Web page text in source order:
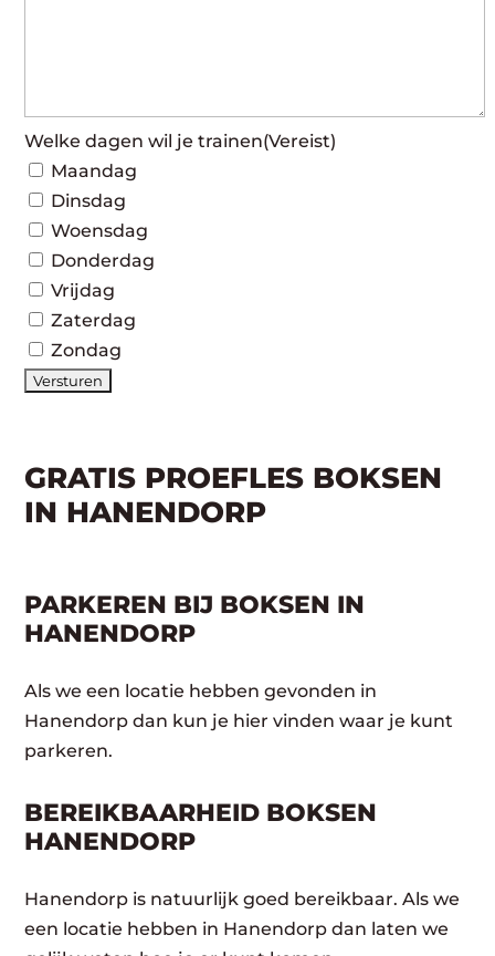
Welke dagen wil je trainen(Vereist)
Maandag
Dinsdag
Woensdag
Donderdag
Vrijdag
Zaterdag
Zondag
GRATIS PROEFLES BOKSEN
IN HANENDORP
PARKEREN BIJ BOKSEN IN
HANENDORP
Als we een locatie hebben gevonden in
Hanendorp dan kun je hier vinden waar je kunt
parkeren.
BEREIKBAARHEID BOKSEN
HANENDORP
Hanendorp is natuurlijk goed bereikbaar. Als we
een locatie hebben in Hanendorp dan laten we